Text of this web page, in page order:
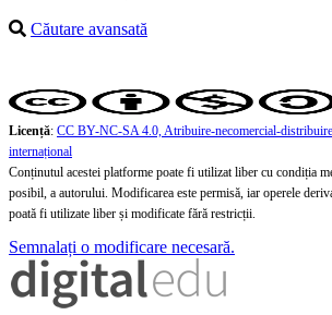
Căutare avansată
Licență: CC BY-NC-SA 4.0, Atribuire-necomercial-
internațional
Conținutul acestei platforme poate fi utilizat liber cu condiția
posibil, a autorului. Modificarea este permisă, iar operele
poată fi utilizate liber și modificate fără restricții.
Semnalați o modificare necesară.